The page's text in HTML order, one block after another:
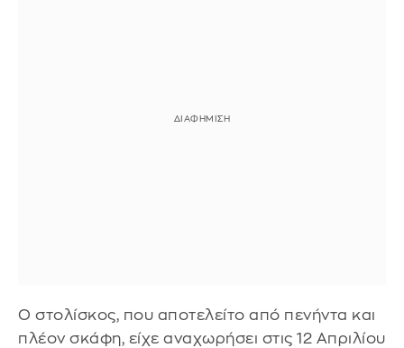
Ο στολίσκος, που αποτελείτο από πενήντα και
πλέον σκάφη, είχε αναχωρήσει στις 12 Απριλίου